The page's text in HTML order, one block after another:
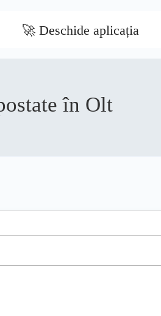
🚀 Deschide aplicația
în Olt